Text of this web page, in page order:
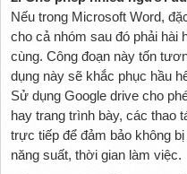
Nếu trong Microsoft Word,
cho cả nhóm sau đó phải hài
cùng. Công đoạn này tốn
dụng này sẽ khắc phục hầu
Sử dụng Google drive cho
hay trang trình bày, các thao
trực tiếp để đảm bảo không
năng suất, thời gian làm việc.